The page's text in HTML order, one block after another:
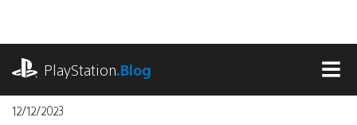
contenido
PlayStation.Blog
12/12/2023